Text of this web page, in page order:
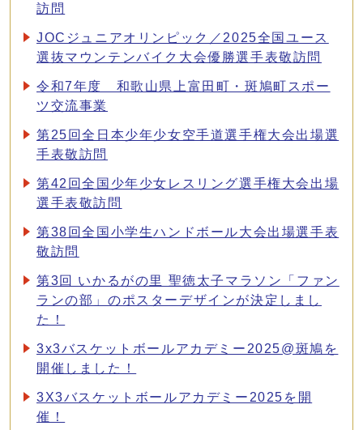
訪問
JOCジュニアオリンピック／2025全国ユース
選抜マウンテンバイク大会優勝選手表敬訪問
令和7年度 和歌山県上富田町・斑鳩町スポー
ツ交流事業
第25回全日本少年少女空手道選手権大会出場選
手表敬訪問
第42回全国少年少女レスリング選手権大会出場
選手表敬訪問
第38回全国小学生ハンドボール大会出場選手表
敬訪問
第3回 いかるがの里 聖徳太子マラソン「ファン
ランの部」のポスターデザインが決定しまし
た！
3x3バスケットボールアカデミー2025@斑鳩を
開催しました！
3X3バスケットボールアカデミー2025を開
催！